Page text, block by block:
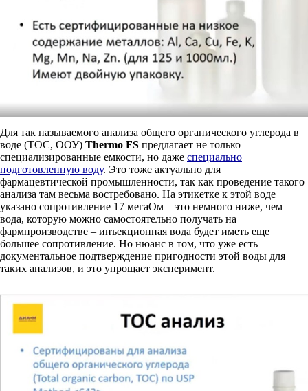
Для так называемого анализа общего органического углерода в
воде (TOC, ООУ) Thermo FS предлагает не только
специализированные емкости, но даже специально
подготовленную воду. Это тоже актуально для
фармацевтической промышленности, так как проведение такого
анализа там весьма востребовано. На этикетке к этой воде
указано сопротивление 17 мегаОм – это немного ниже, чем
вода, которую можно самостоятельно получать на
фармпроизводстве – инъекционная вода будет иметь еще
большее сопротивление. Но нюанс в том, что уже есть
документальное подтверждение пригодности этой воды для
таких анализов, и это упрощает эксперимент.